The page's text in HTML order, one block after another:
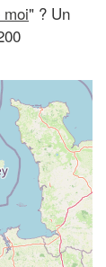
" ? Un